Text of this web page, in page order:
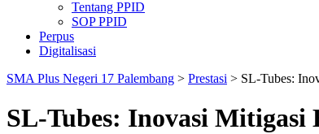
Tentang PPID
SOP PPID
Perpus
Digitalisasi
SMA Plus Negeri 17 Palembang > Prestasi > SL-Tubes:
SL-Tubes: Inovasi Mitigasi